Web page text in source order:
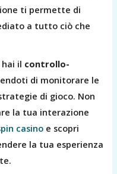
ti permette di
a tutto ciò che
il controllo-
di monitorare le
di gioco. Non
la tua interazione
casino e scopri
la tua esperienza